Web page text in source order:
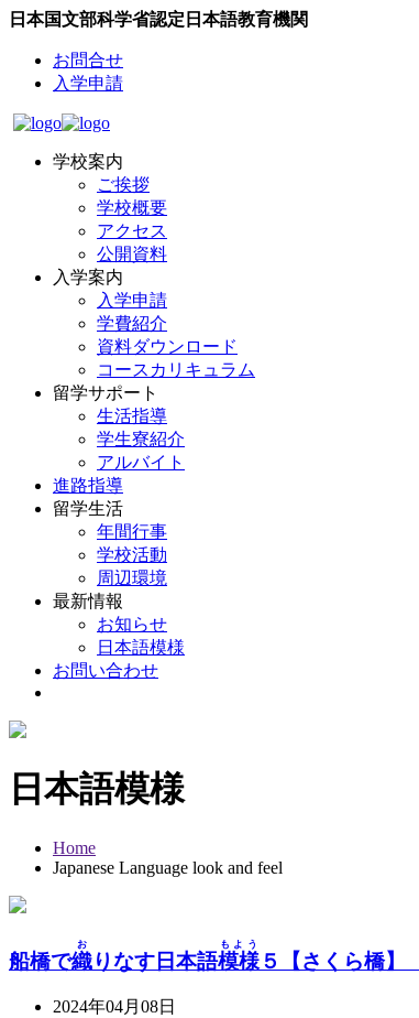
日本国文部科学省認定日本語教育機関
お問合せ
入学申請
学校案内
ご挨拶
学校概要
アクセス
公開資料
入学案内
入学申請
学費紹介
資料ダウンロード
コースカリキュラム
留学サポート
生活指導
学生寮紹介
アルバイト
進路指導
留学生活
年間行事
学校活動
周辺環境
最新情報
お知らせ
日本語模様
お問い合わせ
日本語模様
Home
Japanese Language look and feel
船橋で織
お
りなす日本語模様
もよう
５【さくら橋
2024年04月08日